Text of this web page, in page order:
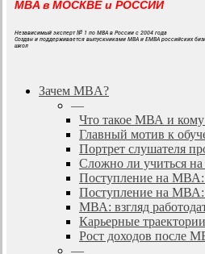
MBA в МОСКВЕ и РОССИИ
Независимый эксперт № 1 по MBA в России с 2004 года
Создан и поддерживается выпускниками MBA и EMBA российских
школ
search
Menu
Зачем MBA?
—
Что такое МВА и кому
Главный мотив к
Портрет слушателя
Сложно ли учиться
Поступление на МВА:
Поступление на МВА:
МВА: взгляд
Карьерные
Рост доходов после
—